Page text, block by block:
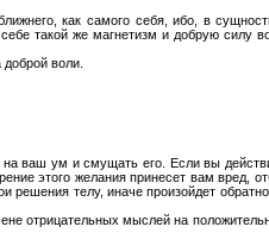
как самого себя, ибо, в
такой же магнетизм и добрую силу
воли.
на ваш ум и смущать его. Если вы
этого желания принесет вам вред,
решения телу, иначе произойдет
отрицательных мыслей на